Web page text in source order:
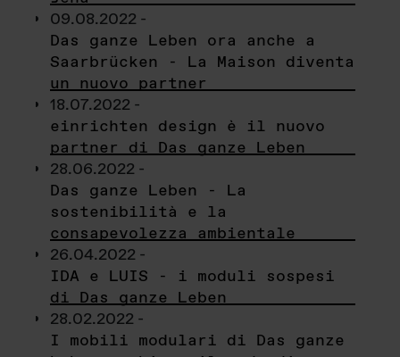
09.08.2022 -
Das ganze Leben ora anche a
Saarbrücken - La Maison diventa
un nuovo partner
18.07.2022 -
einrichten design è il nuovo
partner di Das ganze Leben
28.06.2022 -
Das ganze Leben - La
sostenibilità e la
consapevolezza ambientale
26.04.2022 -
IDA e LUIS - i moduli sospesi
di Das ganze Leben
28.02.2022 -
I mobili modulari di Das ganze